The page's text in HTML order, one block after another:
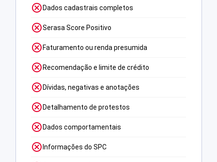
Dados cadastrais completos
Serasa Score Positivo
Faturamento ou renda presumida
Recomendação e limite de crédito
Dívidas, negativas e anotações
Detalhamento de protestos
Dados comportamentais
Informações do SPC